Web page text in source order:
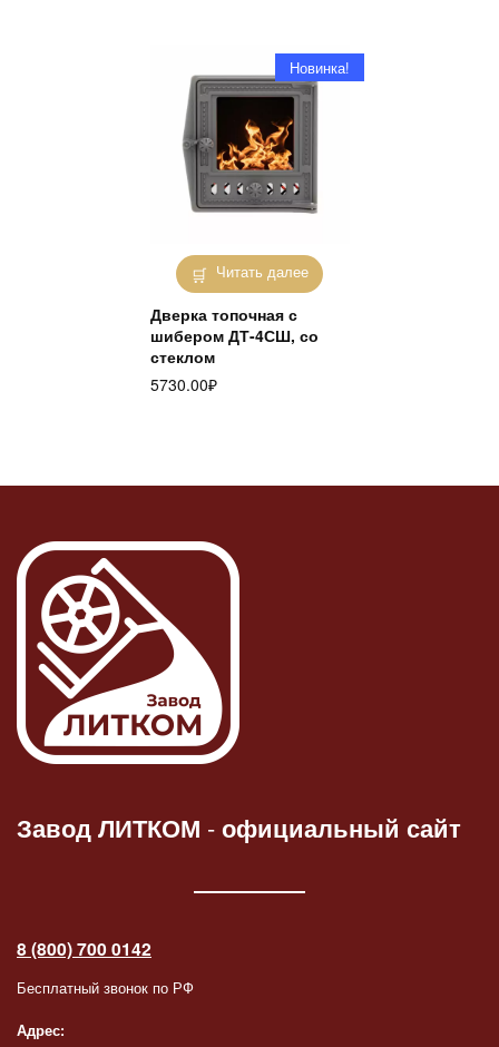
Читать далее
Новинка!
Дверка топочная с
шибером ДТ-4СШ, со
стеклом
5730.00₽
Завод ЛИТКОМ -официальный сайт
8 (800) 700 0142
Бесплатный звонок по РФ
Адрес: